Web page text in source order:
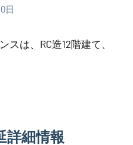
日
は、RC造12階建て、
詳細情報